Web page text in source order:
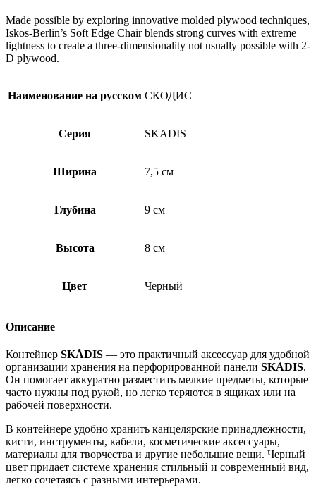
Made possible by exploring innovative molded plywood techniques,
Iskos-Berlin’s Soft Edge Chair blends strong curves with extreme
lightness to create a three-dimensionality not usually possible with 2-
D plywood.
Наименование на русском СКОДИС
Серия SKADIS
Ширина 7,5 см
Глубина 9 см
Высота 8 см
Цвет Черный
Описание
Контейнер SKÅDIS — это практичный аксессуар для удобной
организации хранения на перфорированной панели SKÅDIS.
Он помогает аккуратно разместить мелкие предметы, которые
часто нужны под рукой, но легко теряются в ящиках или на
рабочей поверхности.
В контейнере удобно хранить канцелярские принадлежности,
кисти, инструменты, кабели, косметические аксессуары,
материалы для творчества и другие небольшие вещи. Черный
цвет придает системе хранения стильный и современный вид,
легко сочетаясь с разными интерьерами.